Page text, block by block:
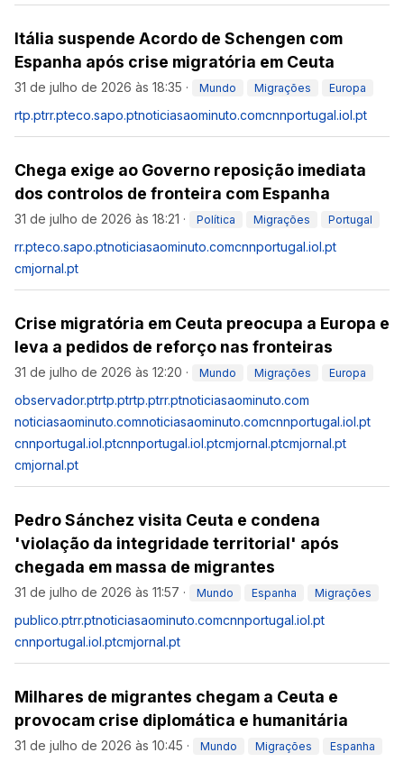
Itália suspende Acordo de Schengen com
Espanha após crise migratória em Ceuta
31 de julho de 2026 às 18:35 · Mundo Migrações Europa
rtp.ptrr.pteco.sapo.ptnoticiasaominuto.comcnnportugal.iol.pt
Chega exige ao Governo reposição imediata
dos controlos de fronteira com Espanha
31 de julho de 2026 às 18:21 · Política Migrações Portugal
rr.pteco.sapo.ptnoticiasaominuto.comcnnportugal.iol.pt
cmjornal.pt
Crise migratória em Ceuta preocupa a Europa e
leva a pedidos de reforço nas fronteiras
31 de julho de 2026 às 12:20 · Mundo Migrações Europa
observador.ptrtp.ptrtp.ptrr.ptnoticiasaominuto.com
noticiasaominuto.comnoticiasaominuto.comcnnportugal.iol.pt
cnnportugal.iol.ptcnnportugal.iol.ptcmjornal.ptcmjornal.pt
cmjornal.pt
Pedro Sánchez visita Ceuta e condena
'violação da integridade territorial' após
chegada em massa de migrantes
31 de julho de 2026 às 11:57 · Mundo Espanha Migrações
publico.ptrr.ptnoticiasaominuto.comcnnportugal.iol.pt
cnnportugal.iol.ptcmjornal.pt
Milhares de migrantes chegam a Ceuta e
provocam crise diplomática e humanitária
31 de julho de 2026 às 10:45 · Mundo Migrações Espanha